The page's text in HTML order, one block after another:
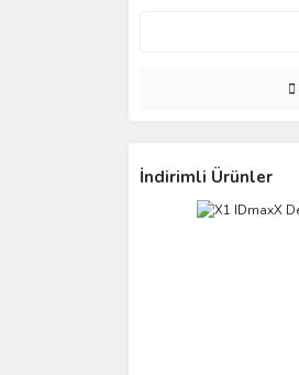
İndirimli Ürünler